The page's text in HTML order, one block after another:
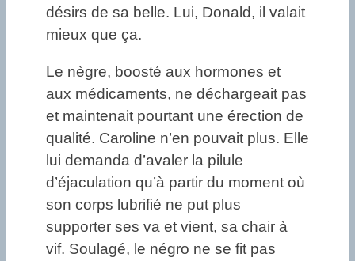
désirs de sa belle. Lui, Donald, il valait
mieux que ça.
Le nègre, boosté aux hormones et
aux médicaments, ne déchargeait pas
et maintenait pourtant une érection de
qualité. Caroline n’en pouvait plus. Elle
lui demanda d’avaler la pilule
d’éjaculation qu’à partir du moment où
son corps lubrifié ne put plus
supporter ses va et vient, sa chair à
vif. Soulagé, le négro ne se fit pas